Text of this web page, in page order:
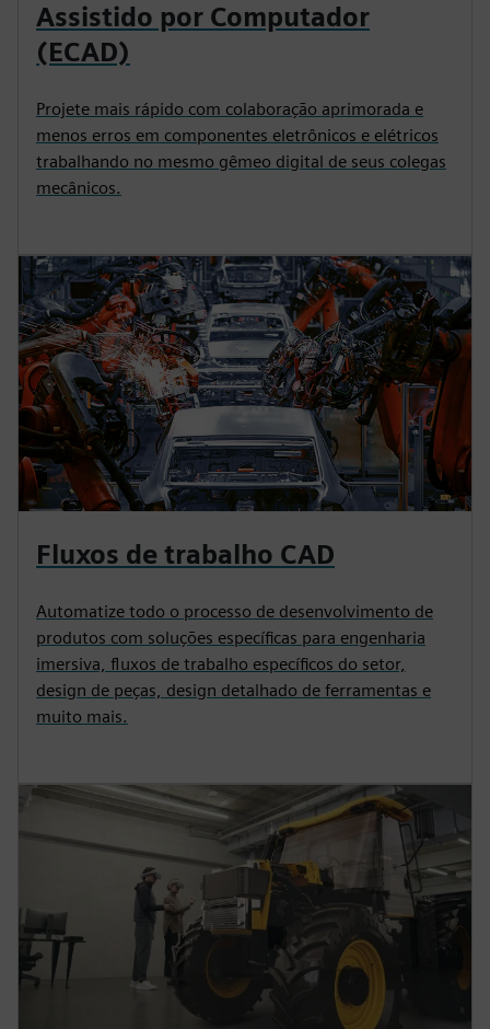
Assistido por Computador
(ECAD)
Projete mais rápido com colaboração aprimorada e
menos erros em componentes eletrônicos e elétricos
trabalhando no mesmo gêmeo digital de seus colegas
mecânicos.
Fluxos de trabalho CAD
Automatize todo o processo de desenvolvimento de
produtos com soluções específicas para engenharia
imersiva, fluxos de trabalho específicos do setor,
design de peças, design detalhado de ferramentas e
muito mais.